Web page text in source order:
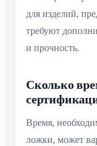
для изделий,
требуют
и прочность.
Сколько
Время,
ложки, может